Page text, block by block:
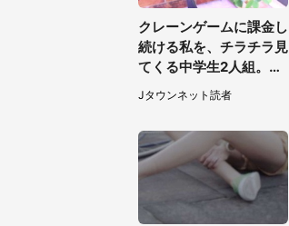
クレーンゲームに課金し
続ける私を、チラチラ見
てくる中学生2人組。諦
めてその台から退くと、
後ろから声が（東京都・
Jタウンネット読者